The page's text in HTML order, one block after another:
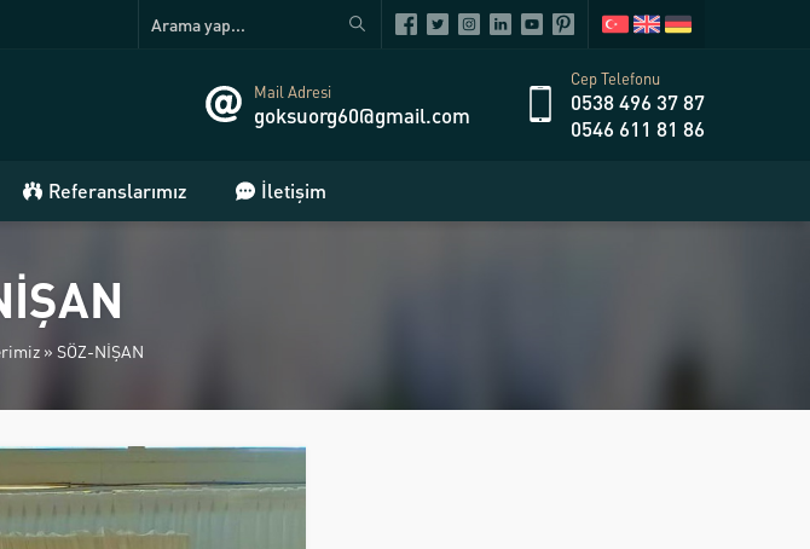
Mail Adresi
goksuorg60@gmail.com
Cep Telefonu
0538 496 37 87
0546 611 81 86
Referanslarımız İletişim
» SÖZ-NİŞAN